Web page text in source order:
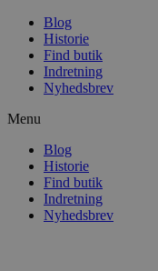
Blog
Historie
Find butik
Indretning
Nyhedsbrev
Menu
Blog
Historie
Find butik
Indretning
Nyhedsbrev